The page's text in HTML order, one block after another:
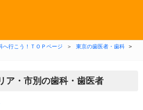
コンテンツへ移動
へ行こう！ＴＯＰページ ＞ 東京の歯医者・歯科
>
ア・市別の歯科・歯医者